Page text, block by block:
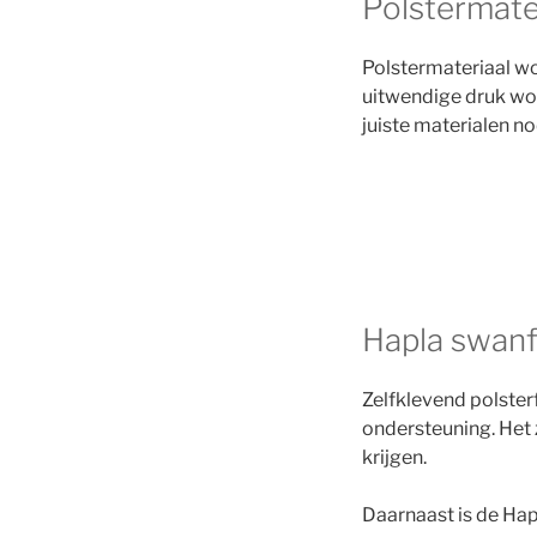
Polstermateriaal
uitwendige druk
juiste materialen
Hapla
Zelfklevend
ondersteuning.
krijgen.
Daarnaast is de